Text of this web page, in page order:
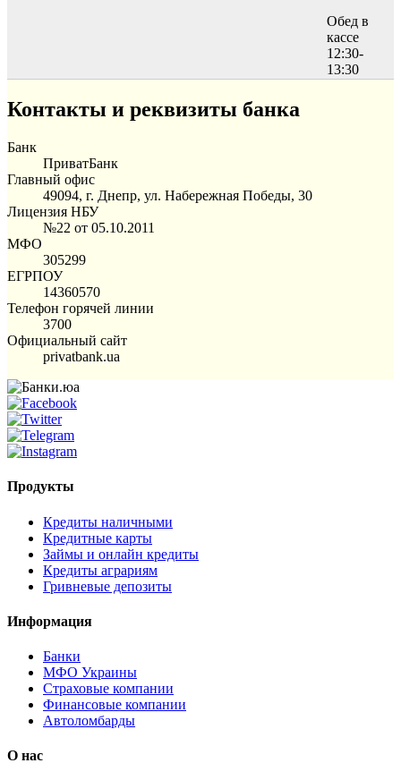
Обед в
кассе
12:30-
13:30
Контакты и реквизиты банка
Банк
ПриватБанк
Главный офис
49094, г. Днепр, ул. Набережная Победы, 30
Лицензия НБУ
№22 от 05.10.2011
МФО
305299
ЕГРПОУ
14360570
Телефон горячей линии
3700
Официальный сайт
privatbank.ua
Продукты
Кредиты наличными
Кредитные карты
Займы и онлайн кредиты
Кредиты аграриям
Гривневые депозиты
Информация
Банки
МФО Украины
Страховые компании
Финансовые компании
Автоломбарды
О нас